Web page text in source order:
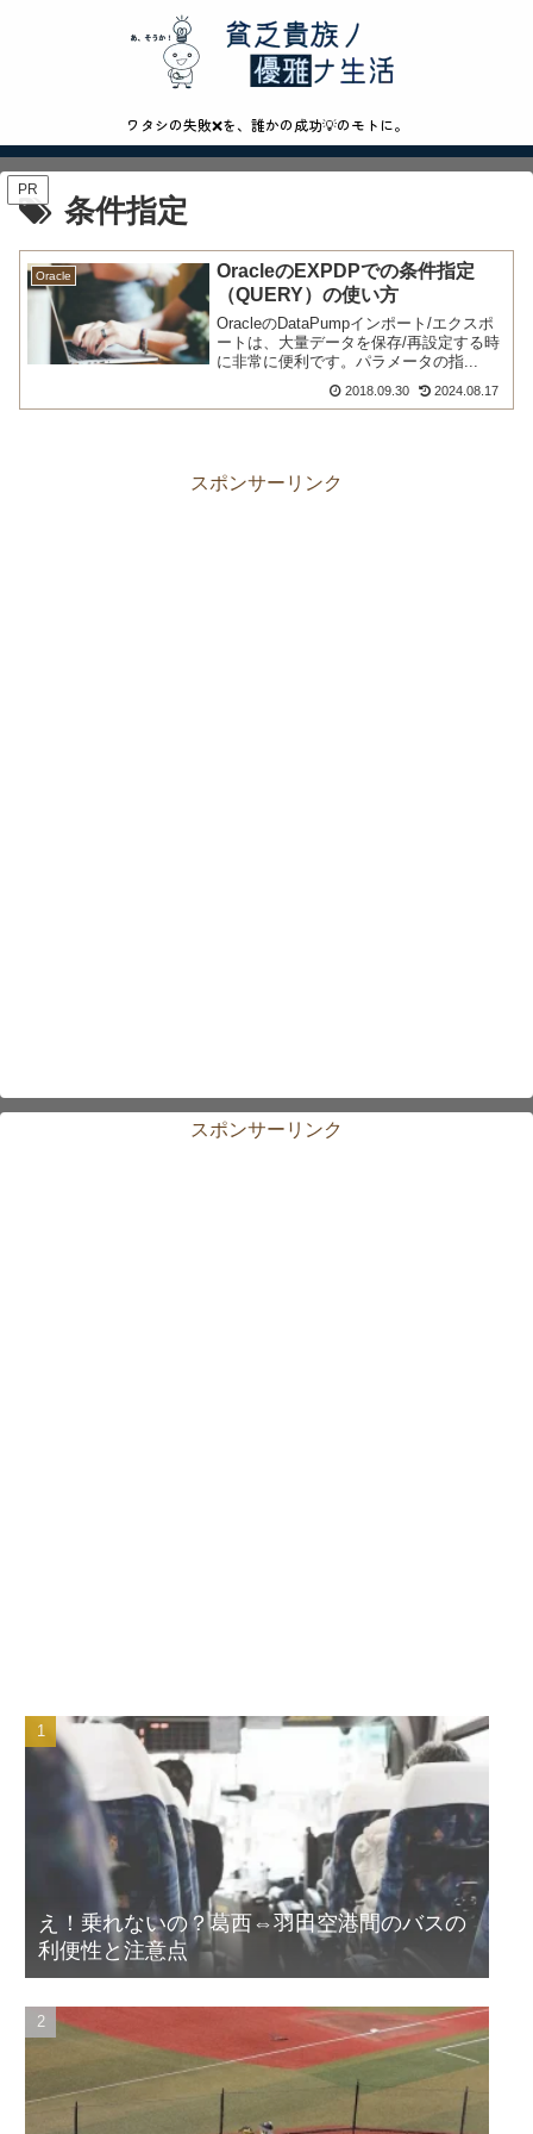
ワタシの失敗❌を、誰かの成功💡のモトに。
PR
条件指定
Oracle
OracleのEXPDPでの条件指定
（QUERY）の使い方
OracleのDataPumpインポート/エクスポ
ートは、大量データを保存/再設定する時
に非常に便利です。パラメータの指...
2018.09.30 2024.08.17
スポンサーリンク
スポンサーリンク
え！乗れないの？葛西⇔羽田空港間のバスの
利便性と注意点